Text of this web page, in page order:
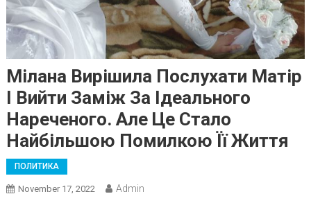
Мілана Вирішила Послухати Матір
І Вийти Заміж За Ідеального
Нареченого. Але Це Стало
Найбільшою Помилкою Її Життя
ПОЛИТИКА
November 17, 2022 Admin